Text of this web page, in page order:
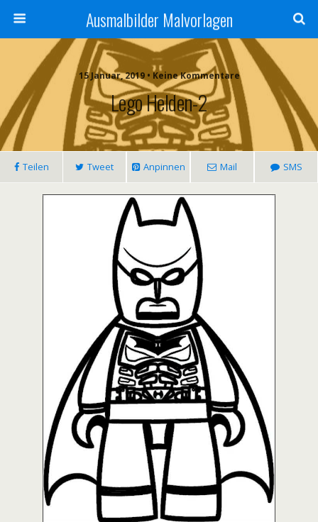
Ausmalbilder Malvorlagen
15 Januar, 2019 • Keine Kommentare
Lego Helden-2
Teilen Tweet Anpinnen Mail SMS